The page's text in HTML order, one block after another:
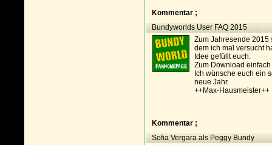
Kommentar ;
Bundyworlds User FAQ 2015
Zum Jahresende 2015
dem ich mal versucht
Idee gefüllt euch.
Zum Download
Ich wünsche euch ein
neue Jahr.
++Max-Hausmeister++
Kommentar ;
Sofia Vergara als Peggy Bundy